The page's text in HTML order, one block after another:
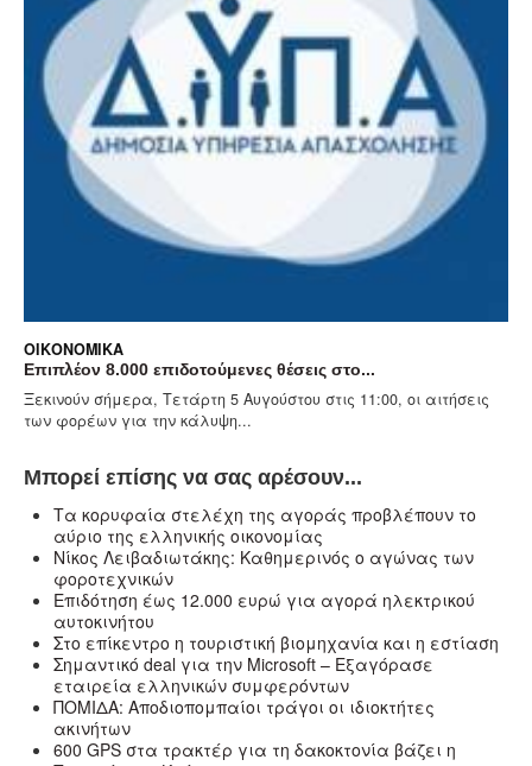
ΟΙΚΟΝΟΜΙΚΆ
Επιπλέον 8.000 επιδοτούμενες θέσεις στο...
Ξεκινούν σήμερα, Τετάρτη 5 Αυγούστου στις 11:00, οι αιτήσεις
των φορέων για την κάλυψη...
Μπορεί επίσης να σας αρέσουν...
Τα κορυφαία στελέχη της αγοράς προβλέπουν το
αύριο της ελληνικής οικονομίας
Νίκος Λειβαδιωτάκης: Καθημερινός ο αγώνας των
φοροτεχνικών
Επιδότηση έως 12.000 ευρώ για αγορά ηλεκτρικού
αυτοκινήτου
Στο επίκεντρο η τουριστική βιομηχανία και η εστίαση
Σημαντικό deal για την Microsoft – Εξαγόρασε
εταιρεία ελληνικών συμφερόντων
ΠΟΜΙΔΑ: Αποδιοπομπαίοι τράγοι οι ιδιοκτήτες
ακινήτων
600 GPS στα τρακτέρ για τη δακοκτονία βάζει η